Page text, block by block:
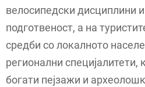
велосипедски дисциплини
подготвеност, а на
средби со локалното
регионални
богати пејзажи и